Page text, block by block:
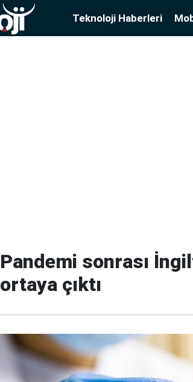
Teknoloji Haberleri
Pandemi sonrası
ortaya çıktı